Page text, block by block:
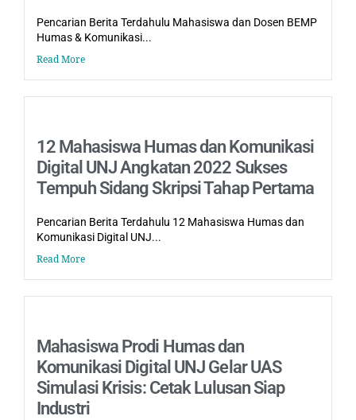
Pencarian Berita Terdahulu Mahasiswa dan Dosen BEMP
Humas & Komunikasi...
Read More
12 Mahasiswa Humas dan Komunikasi
Digital UNJ Angkatan 2022 Sukses
Tempuh Sidang Skripsi Tahap Pertama
Pencarian Berita Terdahulu 12 Mahasiswa Humas dan
Komunikasi Digital UNJ...
Read More
Mahasiswa Prodi Humas dan
Komunikasi Digital UNJ Gelar UAS
Simulasi Krisis: Cetak Lulusan Siap
Industri